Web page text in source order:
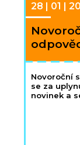
28 | 01 |
Novoroční
se za
novinek a